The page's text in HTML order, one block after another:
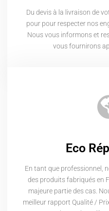
Du devis à la livraison de
pour pour respecter nos
Nous vous informons et
vous fournirons
Eco
En tant que professionnel,
des produits fabriqués en
majeure partie des cas.
meilleur rapport Qualité /